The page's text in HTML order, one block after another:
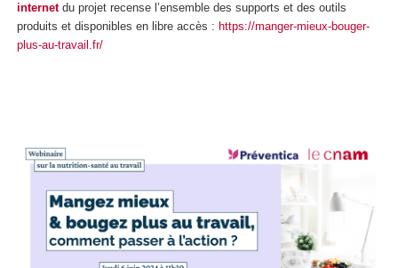
internetdu projet recense l’ensemble des supports et des outils
produits et disponibles en libre accès : https://manger-mieux-bouger-
plus-au-travail.fr/